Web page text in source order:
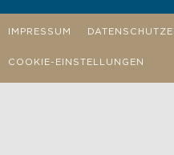
IMPRESSUM
COOKIE-EINSTELLUNGEN